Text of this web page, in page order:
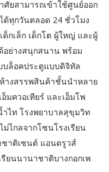
ยสามารถเข้าใช้ศูนย์ออก
ด้ทุกวันตลอด 24 ชั่วโมง
กเล็ก เด็กโต ผู้ใหญ่ และผู้
อย่างสนุกสนาน พร้อม
ล็อคประตูแบบดิจิทัล
างสรรพสินค้าชั้นนำหลาย
มควอเทียร์ และเอ็มโพ
ำไท โรงพยาบาลสุขุมวิท
ไกลจากโซนโรงเรียน
าติเซนต์ แอนดรูวส์
รียนนานาชาติบางกอกเพ